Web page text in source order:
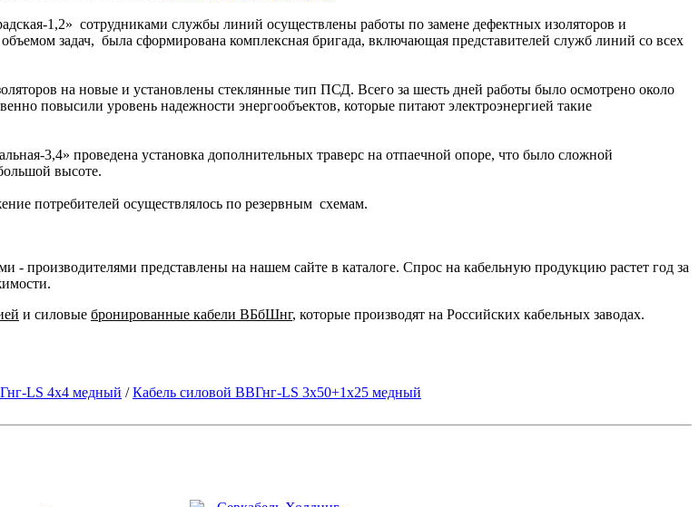
1,2» сотрудниками службы линий осуществлены работы по замене дефектных изоляторов и
задач, была сформирована комплексная бригада, включающая представителей служб линий со всех
на новые и установлены стеклянные тип ПСД. Всего за шесть дней работы было осмотрено около
повысили уровень надежности энергообъектов, которые питают электроэнергией такие
3,4» проведена установка дополнительных траверс на отпаечной опоре, что было сложной
высоте.
потребителей осуществлялось по резервным схемам.
производителями представлены на нашем сайте в каталоге. Спрос на кабельную продукцию растет год за
и силовые бронированные кабели ВБбШнг, которые производят на Российских кабельных заводах.
LS 4х4 медный /Кабель силовой ВВГнг-LS 3х50+1х25 медный